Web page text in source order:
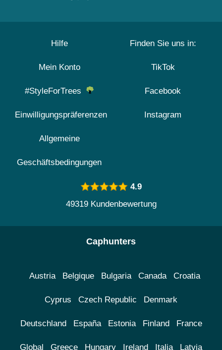
Hilfe
Mein Konto
#StyleForTrees
Einwilligungspräferenzen
Allgemeine
Geschäftsbedingungen
Finden Sie uns in:
TikTok
Facebook
Instagram
4.9
49319 Kundenbewertung
Caphunters
Austria Belgique Bulgaria Canada Croatia
Cyprus Czech Republic Denmark
Deutschland España Estonia Finland France
Global Greece Hungary Ireland Italia Latvia